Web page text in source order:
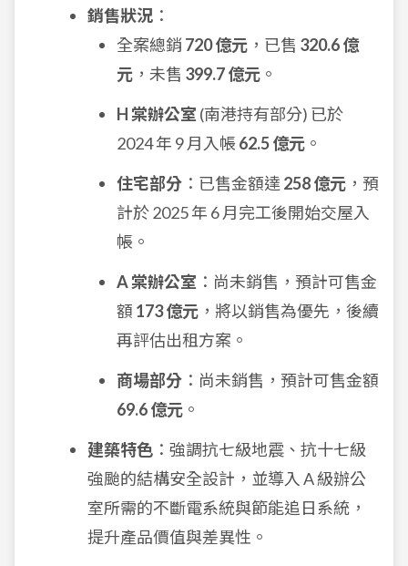
銷售狀況 ：
全案總銷 720 億元 ，已售 320.6 億
元 ，未售 399.7 億元 。
H 棠辦公室 (南港持有部分) 已於
2024 年 9 月入帳 62.5 億元 。
住宅部分 ：已售金額達 258 億元 ，預
計於 2025 年 6 月完工後開始交屋入
帳。
A 棠辦公室 ：尚未銷售，預計可售金
額 173 億元 ，將以銷售為優先，後續
再評估出租方案。
商場部分 ：尚未銷售，預計可售金額
69.6 億元 。
建築特色 ：強調抗七級地震、抗十七級
強颱的結構安全設計，並導入 A 級辦公
室所需的不斷電系統與節能追日系統，
提升產品價值與差異性。